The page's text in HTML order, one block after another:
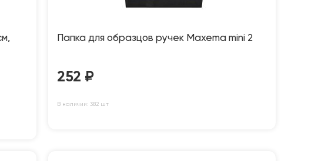
Папка для образцов ручек Maxema mini 2
252 ₽
В наличии: 382 шт